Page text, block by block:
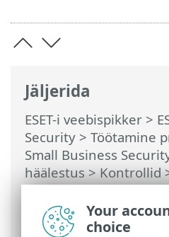
Jäljerida
ESET-i veebispikker >
Security > Töötamine
Small Business
häälestus>Kontrollid
Intrusion Prevention
interaktiivne aken>
väljapressimisvara
Your
choice